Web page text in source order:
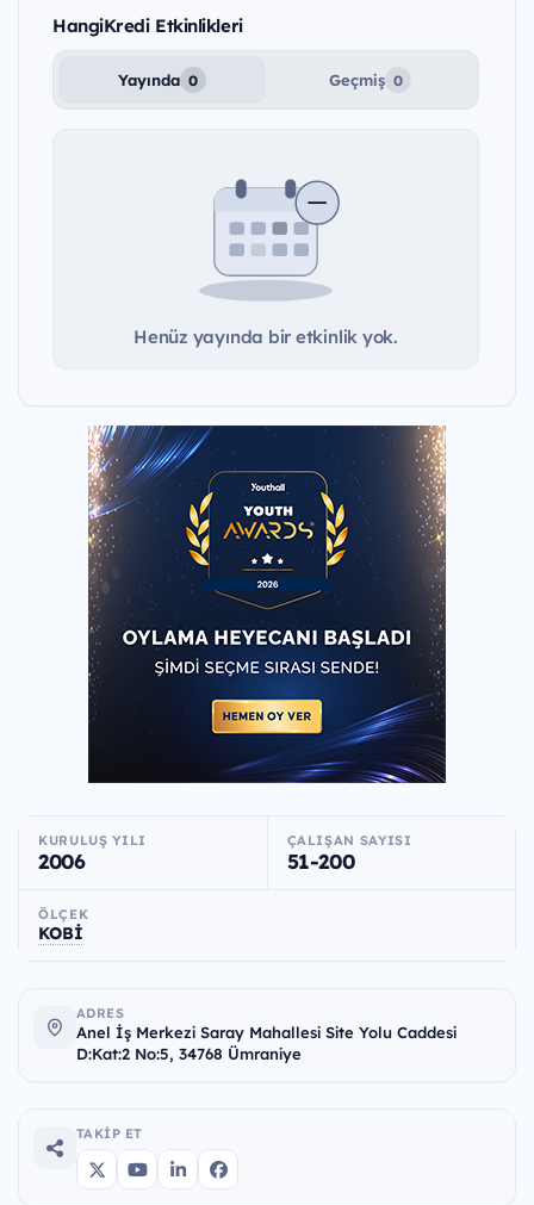
HangiKredi Etkinlikleri
Yayında 0 Geçmiş 0
Henüz yayında bir etkinlik yok.
KURULUŞ YILI
2006
ÇALIŞAN SAYISI
51-200
ÖLÇEK
KOBİ
ADRES
Anel İş Merkezi Saray Mahallesi Site Yolu Caddesi
D:Kat:2 No:5, 34768 Ümraniye
TAKIP ET